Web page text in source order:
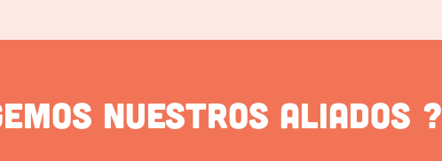
nuestros aliados ?